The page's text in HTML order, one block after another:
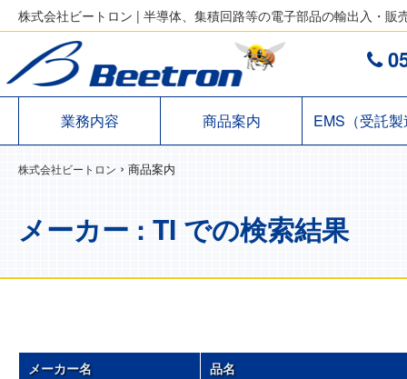
株式会社ビートロン | 半導体、集積回路等の電子部品の輸出入・
業務内容 商品案内 EMS（受託
株式会社ビートロン › 商品案内
メーカー : TI での検索結果
メーカー名 品名